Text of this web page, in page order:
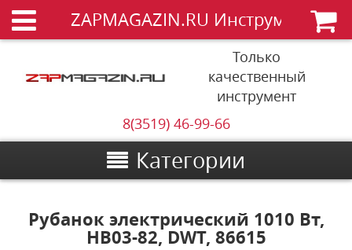
ZAPMAGAZIN.RU Инструменты
Только
качественный
инструмент
8(3519) 46-99-66
Категории
Рубанок электрический 1010 Вт,
HB03-82, DWT, 86615